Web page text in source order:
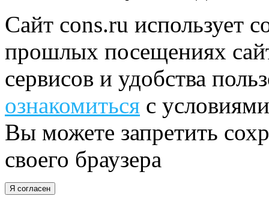
Сайт cons.ru использует
прошлых посещениях
сервисов и удобства
ознакомиться с
Вы можете запретить
своего браузера
Я согласен